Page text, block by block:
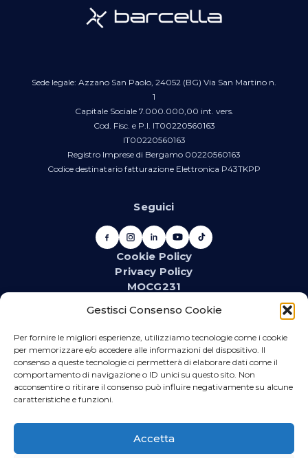
Gestisci Consenso Cookie
Per fornire le migliori esperienze, utilizziamo tecnologie come i cookie
per memorizzare e/o accedere alle informazioni del dispositivo. Il
consenso a queste tecnologie ci permetterà di elaborare dati come il
comportamento di navigazione o ID unici su questo sito. Non
acconsentire o ritirare il consenso può influire negativamente su alcune
caratteristiche e funzioni.
Accetta
Sede legale: Azzano San Paolo, 24052 (BG) Via San Martino n.
1
Capitale Sociale 7.000.000,00 int. vers.
Cod. Fisc. e P.I. IT00220560163
IT00220560163
Registro Imprese di Bergamo 00220560163
Codice destinatario fatturazione Elettronica P43TKPP
Seguici
Cookie Policy
Privacy Policy
MOCG231
promozioni, eventi e contenuti dedicati.
WhatsApp
ed elettrico.